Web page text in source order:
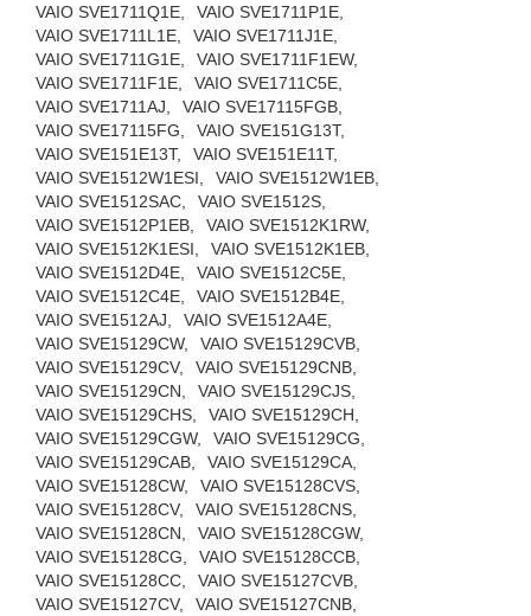
VAIO SVE1711Q1E,
VAIO SVE1711P1E,
VAIO SVE1711L1E,
VAIO SVE1711J1E,
VAIO SVE1711G1E,
VAIO SVE1711F1EW,
VAIO SVE1711F1E,
VAIO SVE1711C5E,
VAIO SVE1711AJ,
VAIO SVE17115FGB,
VAIO SVE17115FG,
VAIO SVE151G13T,
VAIO SVE151E13T,
VAIO SVE151E11T,
VAIO SVE1512W1ESI,
VAIO SVE1512W1EB,
VAIO SVE1512SAC,
VAIO SVE1512S,
VAIO SVE1512P1EB,
VAIO SVE1512K1RW,
VAIO SVE1512K1ESI,
VAIO SVE1512K1EB,
VAIO SVE1512D4E,
VAIO SVE1512C5E,
VAIO SVE1512C4E,
VAIO SVE1512B4E,
VAIO SVE1512AJ,
VAIO SVE1512A4E,
VAIO SVE15129CW,
VAIO SVE15129CVB,
VAIO SVE15129CV,
VAIO SVE15129CNB,
VAIO SVE15129CN,
VAIO SVE15129CJS,
VAIO SVE15129CHS,
VAIO SVE15129CH,
VAIO SVE15129CGW,
VAIO SVE15129CG,
VAIO SVE15129CAB,
VAIO SVE15129CA,
VAIO SVE15128CW,
VAIO SVE15128CVS,
VAIO SVE15128CV,
VAIO SVE15128CNS,
VAIO SVE15128CN,
VAIO SVE15128CGW,
VAIO SVE15128CG,
VAIO SVE15128CCB,
VAIO SVE15128CC,
VAIO SVE15127CVB,
VAIO SVE15127CV,
VAIO SVE15127CNB,